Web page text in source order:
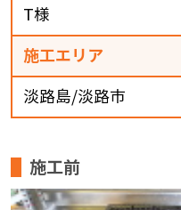
T様
施工エリア
淡路島/淡路市
施工前